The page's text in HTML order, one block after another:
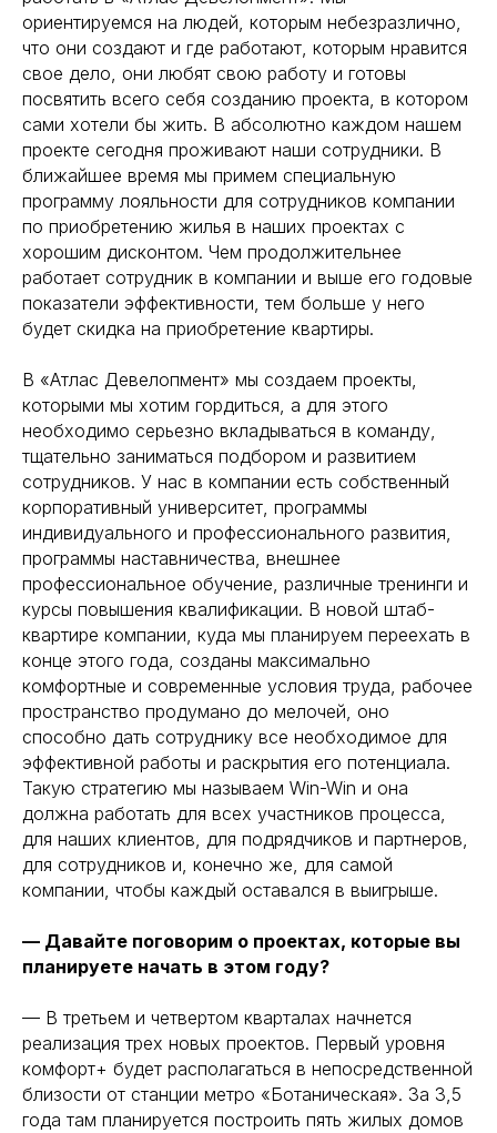
ориентируемся на людей, которым небезразлично,
что они создают и где работают, которым нравится
свое дело, они любят свою работу и готовы
посвятить всего себя созданию проекта, в котором
сами хотели бы жить. В абсолютно каждом нашем
проекте сегодня проживают наши сотрудники. В
ближайшее время мы примем специальную
программу лояльности для сотрудников компании
по приобретению жилья в наших проектах с
хорошим дисконтом. Чем продолжительнее
работает сотрудник в компании и выше его годовые
показатели эффективности, тем больше у него
будет скидка на приобретение квартиры.
В «Атлас Девелопмент» мы создаем проекты,
которыми мы хотим гордиться, а для этого
необходимо серьезно вкладываться в команду,
тщательно заниматься подбором и развитием
сотрудников. У нас в компании есть собственный
корпоративный университет, программы
индивидуального и профессионального развития,
программы наставничества, внешнее
профессиональное обучение, различные тренинги и
курсы повышения квалификации. В новой штаб-
квартире компании, куда мы планируем переехать в
конце этого года, созданы максимально
комфортные и современные условия труда, рабочее
пространство продумано до мелочей, оно
способно дать сотруднику все необходимое для
эффективной работы и раскрытия его потенциала.
Такую стратегию мы называем Win-Win и она
должна работать для всех участников процесса,
для наших клиентов, для подрядчиков и партнеров,
для сотрудников и, конечно же, для самой
компании, чтобы каждый оставался в выигрыше.
— Давайте поговорим о проектах, которые вы
планируете начать в этом году?
— В третьем и четвертом кварталах начнется
реализация трех новых проектов. Первый уровня
комфорт+ будет располагаться в непосредственной
близости от станции метро «Ботаническая». За 3,5
года там планируется построить пять жилых домов